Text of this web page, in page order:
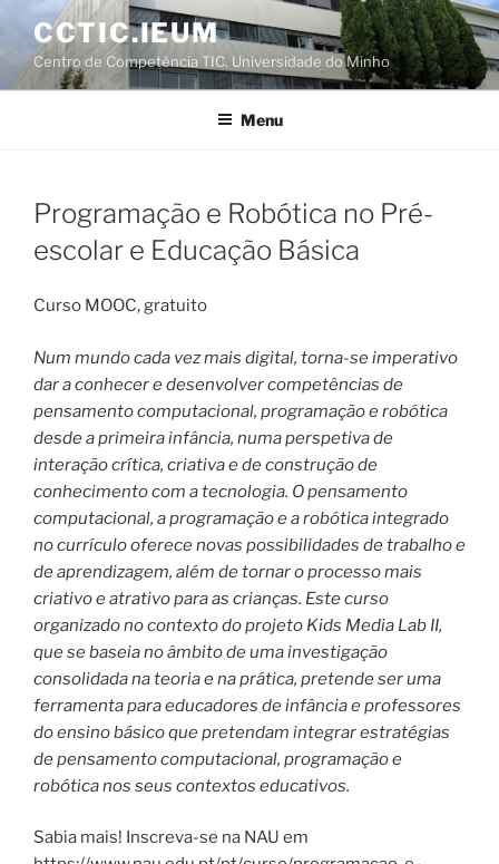
Saltar
conteúdo
CCTIC.IEUM
Centro de Competência TIC. Universidade do Minho
Menu
Programação e Robótica no Pré-
escolar e Educação Básica
Curso MOOC, gratuito
Num mundo cada vez mais digital, torna-se imperativo
dar a conhecer e desenvolver competências de
pensamento computacional, programação e robótica
desde a primeira infância, numa perspetiva de
interação crítica, criativa e de construção de
conhecimento com a tecnologia. O pensamento
computacional, a programação e a robótica integrado
no currículo oferece novas possibilidades de trabalho e
de aprendizagem, além de tornar o processo mais
criativo e atrativo para as crianças. Este curso
organizado no contexto do projeto Kids Media Lab II,
que se baseia no âmbito de uma investigação
consolidada na teoria e na prática, pretende ser uma
ferramenta para educadores de infância e professores
do ensino básico que pretendam integrar estratégias
de pensamento computacional, programação e
robótica nos seus contextos educativos.
Sabia mais! Inscreva-se na NAU em